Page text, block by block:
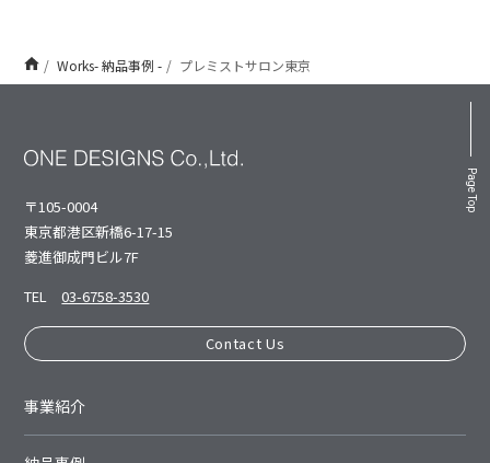
Works- 納品事例 - プレミストサロン東京
Page Top
〒105-0004
東京都港区新橋6-17-15
菱進御成⾨ビル7F
TEL
03-6758-3530
Contact Us
事業紹介